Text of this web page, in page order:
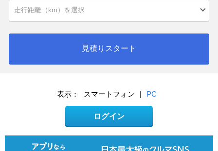
見積りスタート
表示： スマートフォン | PC
ログイン